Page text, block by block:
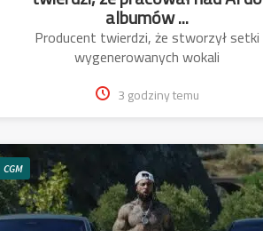
albumów ...
Producent twierdzi, że stworzył setki
wygenerowanych wokali
3 godziny temu
CGM